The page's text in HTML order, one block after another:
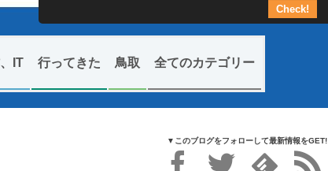
Check!
IT 行ってきた 鳥取 全てのカテゴリー
▼このブログをフォローして最新情報をGET!